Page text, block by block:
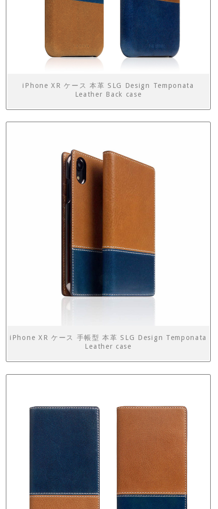
iPhone XR ケース 本革 SLG Design Temponata
Leather Back case
iPhone XR ケース 手帳型 本革 SLG Design Temponata
Leather case